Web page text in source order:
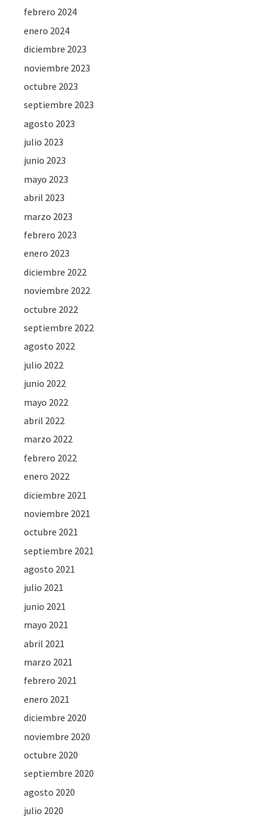
febrero 2024
enero 2024
diciembre 2023
noviembre 2023
octubre 2023
septiembre 2023
agosto 2023
julio 2023
junio 2023
mayo 2023
abril 2023
marzo 2023
febrero 2023
enero 2023
diciembre 2022
noviembre 2022
octubre 2022
septiembre 2022
agosto 2022
julio 2022
junio 2022
mayo 2022
abril 2022
marzo 2022
febrero 2022
enero 2022
diciembre 2021
noviembre 2021
octubre 2021
septiembre 2021
agosto 2021
julio 2021
junio 2021
mayo 2021
abril 2021
marzo 2021
febrero 2021
enero 2021
diciembre 2020
noviembre 2020
octubre 2020
septiembre 2020
agosto 2020
julio 2020